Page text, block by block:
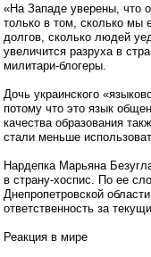
«На Западе уверены, что
только в том, сколько
долгов, сколько людей
увеличится разруха в
милитари-блогеры.
Дочь украинского
потому что это язык
качества образования
стали меньше
Нардепка Марьяна
в страну-хоспис. По ее
Днепропетровской
ответственность за
Реакция в мире